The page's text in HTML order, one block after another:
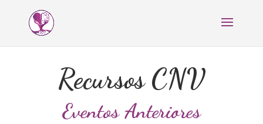
Recursos CNV
Eventos Anteriores